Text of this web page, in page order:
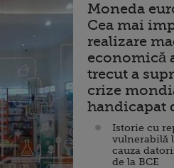
Moneda
Cea mai
realizare
economică
trecut a
crize
handicapat
Istorie cu
vulnerabilă
cauza
de la BCE